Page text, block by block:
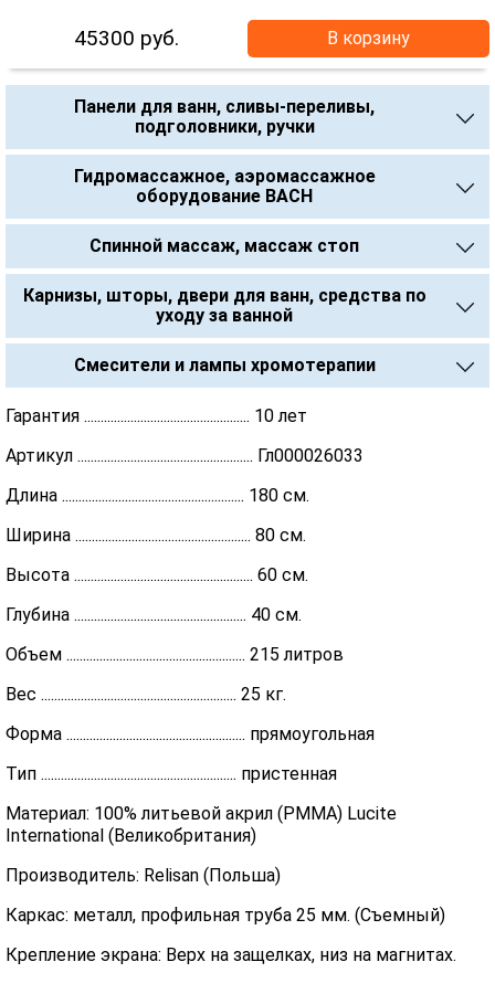
45300 руб. В корзину
Панели для ванн, сливы-переливы,
подголовники, ручки
Гидромассажное, аэромассажное
оборудование BACH
Спинной массаж, массаж стоп
Карнизы, шторы, двери для ванн, средства по
уходу за ванной
Смесители и лампы хромотерапии
Гарантия .................................................. 10 лет
Артикул ..................................................... Гл000026033
Длина ....................................................... 180 см.
Ширина ..................................................... 80 см.
Высота ...................................................... 60 см.
Глубина .................................................... 40 см.
Объем ...................................................... 215 литров
Вес ........................................................... 25 кг.
Форма ...................................................... прямоугольная
Тип ........................................................... пристенная
Материал: 100% литьевой акрил (PMMA) Lucite
International (Великобритания)
Производитель: Relisan (Польша)
Каркас: металл, профильная труба 25 мм. (Съемный)
Крепление экрана: Верх на защелках, низ на магнитах.